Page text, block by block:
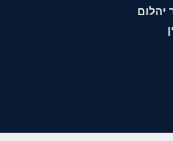
יהלום